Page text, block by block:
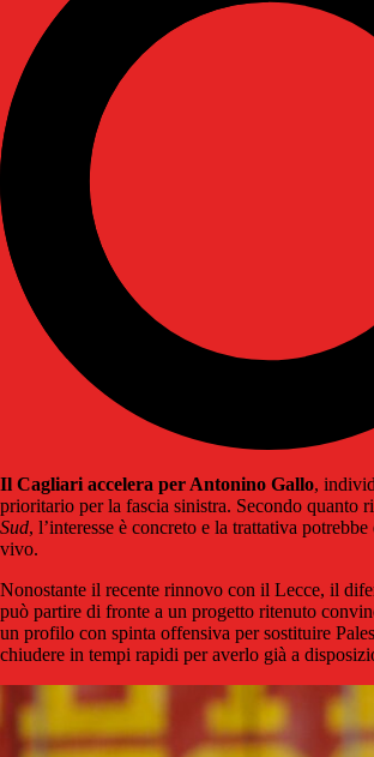
Il Cagliari accelera per Antonino Gallo,
prioritario per la fascia sinistra. Secondo quanto
Sud, l’interesse è concreto e la trattativa potrebbe
vivo.
Nonostante il recente rinnovo con il Lecce, il
può partire di fronte a un progetto ritenuto
un profilo con spinta offensiva per sostituire
chiudere in tempi rapidi per averlo già a